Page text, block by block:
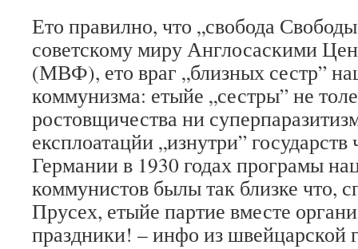
Ето правилно, что „свобода
советскому миру Англосаскими
(МВФ), ето враг „близных сестр”
коммунизма: етыйе „сестры” не
ростовщичества ни
експлоатацйи „изнутри”
Германии в 1930 годах програмы
коммунистов былы так близке что,
Прусех, етыйе партие вместе
праздники! – инфо из швейцарской